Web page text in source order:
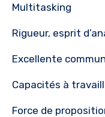
Multitasking
Rigueur, esprit
Excellente
Capacités à
Force de